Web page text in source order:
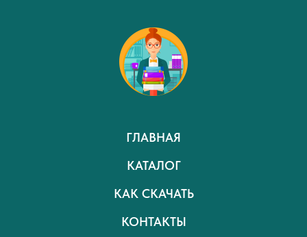
ГЛАВНАЯ
КАТАЛОГ
КАК СКАЧАТЬ
КОНТАКТЫ